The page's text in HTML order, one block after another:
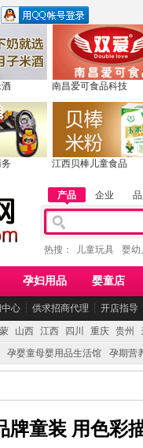
南昌爱可食品科技
江西贝棒儿童食品
产品 企业
热搜： 儿童玩具 婴幼
孕妇用品 婴童店
中心 ┆ 供求招商代理 ┆ 开店指导
山西 江西 四川 重庆 贵州
孕婴童母婴用品生活馆 孕期营
牌童装 用色彩